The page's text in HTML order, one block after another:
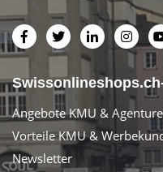
Angebote KMU &
Vorteile KMU &
Newsletter